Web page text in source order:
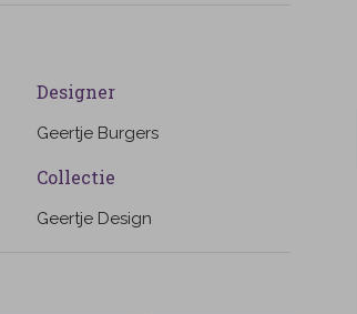
Designer
Geertje Burgers
Collectie
Geertje Design